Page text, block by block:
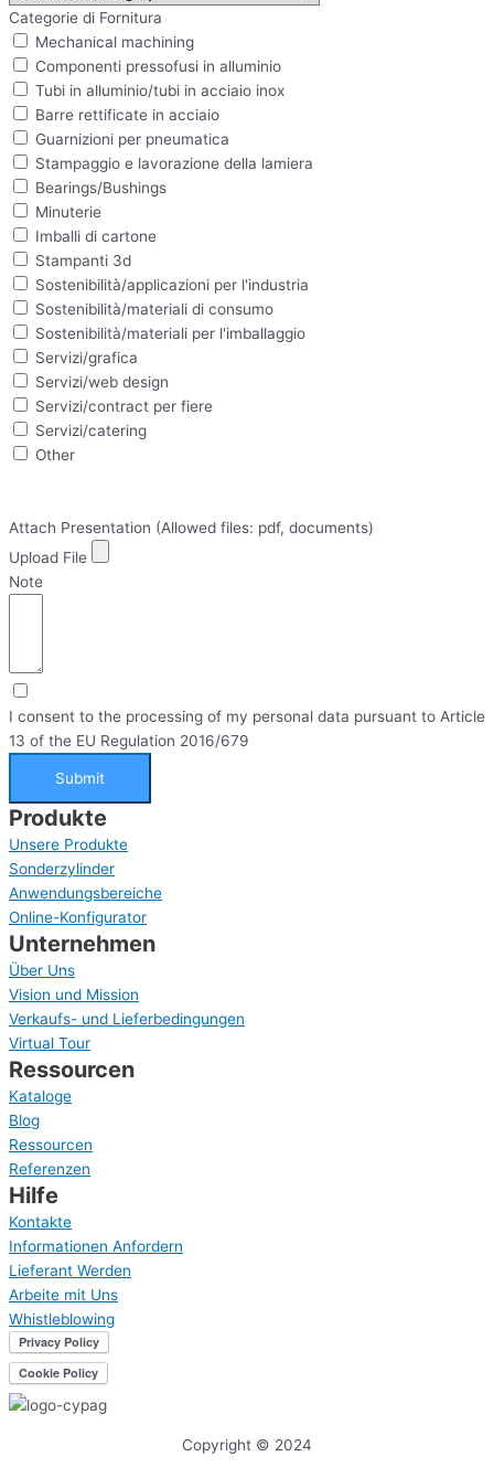
Categorie di Fornitura
Mechanical machining
Componenti pressofusi in alluminio
Tubi in alluminio/tubi in acciaio inox
Barre rettificate in acciaio
Guarnizioni per pneumatica
Stampaggio e lavorazione della lamiera
Bearings/Bushings
Minuterie
Imballi di cartone
Stampanti 3d
Sostenibilità/applicazioni per l'industria
Sostenibilità/materiali di consumo
Sostenibilità/materiali per l'imballaggio
Servizi/grafica
Servizi/web design
Servizi/contract per fiere
Servizi/catering
Other
Attach Presentation (Allowed files: pdf, documents)
Upload File
Note
I consent to the processing of my personal data pursuant to Article
13 of the EU Regulation 2016/679
Submit
Produkte
Unsere Produkte
Sonderzylinder
Anwendungsbereiche
Online-Konfigurator
Unternehmen
Über Uns
Vision und Mission
Verkaufs- und Lieferbedingungen
Virtual Tour
Ressourcen
Kataloge
Blog
Ressourcen
Referenzen
Hilfe
Kontakte
Informationen Anfordern
Lieferant Werden
Arbeite mit Uns
Whistleblowing
Copyright © 2024